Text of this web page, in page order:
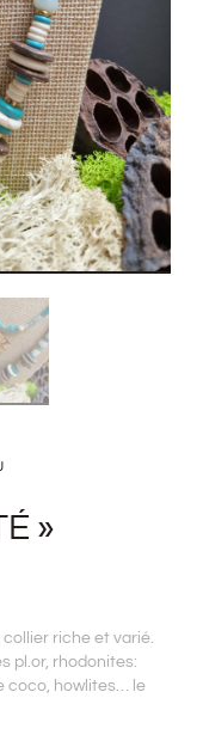
»
riche et varié.
pl.or, rhodonites:
coco, howlites… le